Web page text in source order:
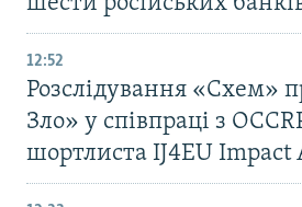
12:52
Розслідування «Схем»
Зло» у співпраці з
шортлиста IJ4EU Impact